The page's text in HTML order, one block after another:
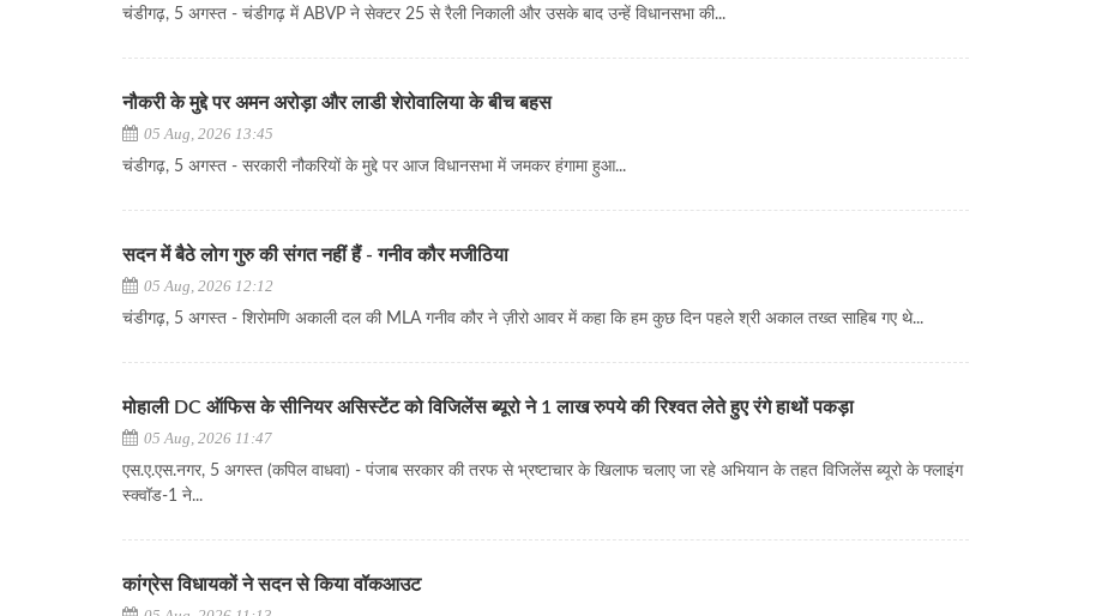
चंडीगढ़, 5 अगस्त - चंडीगढ़ में ABVP ने सेक्टर 25 से रैली निकाली और उसके बाद उन्हें विधानसभा की...
नौकरी के मुद्दे पर अमन अरोड़ा और लाडी शेरोवालिया के बीच बहस
05 Aug, 2026 13:45
चंडीगढ़, 5 अगस्त - सरकारी नौकरियों के मुद्दे पर आज विधानसभा में जमकर हंगामा हुआ...
सदन में बैठे लोग गुरु की संगत नहीं हैं - गनीव कौर मजीठिया
05 Aug, 2026 12:12
चंडीगढ़, 5 अगस्त - शिरोमणि अकाली दल की MLA गनीव कौर ने ज़ीरो आवर में कहा कि हम कुछ दिन पहले श्री अकाल तख्त साहिब गए थे...
मोहाली DC ऑफिस के सीनियर असिस्टेंट को विजिलेंस ब्यूरो ने 1 लाख रुपये की रिश्वत लेते हुए रंगे हाथों पकड़ा
05 Aug, 2026 11:47
एस.ए.एस.नगर, 5 अगस्त (कपिल वाधवा) - पंजाब सरकार की तरफ से भ्रष्टाचार के खिलाफ चलाए जा रहे अभियान के तहत विजिलेंस ब्यूरो के फ्लाइंग
स्क्वॉड-1 ने...
कांग्रेस विधायकों ने सदन से किया वॉकआउट